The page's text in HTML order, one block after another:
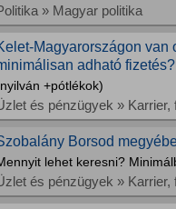
» Magyar politika
Magyarországon van
adható fizetés?
+pótlékok)
és pénzügyek » Karrier,
Borsod
lehet keresni?
és pénzügyek » Karrier,